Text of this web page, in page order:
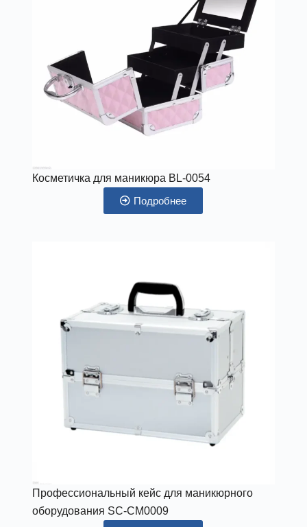
Косметичка для маникюра BL-0054
Подробнее
Профессиональный кейс для маникюрного
оборудования SC-CM0009